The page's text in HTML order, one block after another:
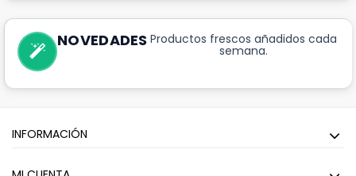
NOVEDADES Productos frescos añadidos cada
semana.
INFORMACIÓN